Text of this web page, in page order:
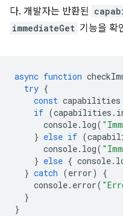
다. 개발자는 반환된
immediateGet 기능을 확
async function
try {
const capabilities
if (capabilities .
console. log(
} else if (
console. log(
} else { console.
} catch (error)
{
console. error(
}
}